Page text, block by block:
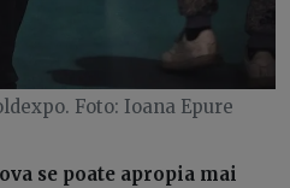
Foto: Ioana Epure
se poate apropia mai